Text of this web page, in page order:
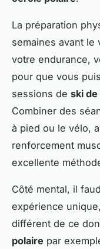
La préparation
semaines avant le
votre endurance,
pour que vous
sessions de ski
Combiner des
à pied ou le vélo,
renforcement
excellente
Côté mental, il
expérience
différent de ce
polaire par